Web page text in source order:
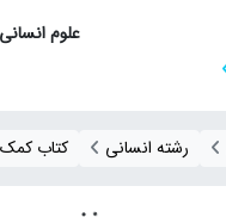
علوم انسانی
رشته انسانی کتاب